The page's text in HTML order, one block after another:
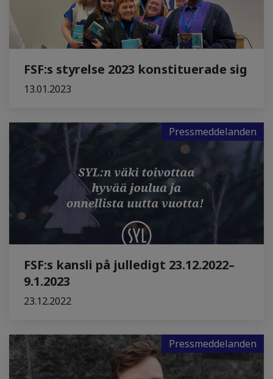
FSF:s styrelse 2023 konstituerade sig
13.01.2023
Pressmeddelanden
FSF:s kansli på julledigt 23.12.2022–
9.1.2023
23.12.2022
Pressmeddelanden